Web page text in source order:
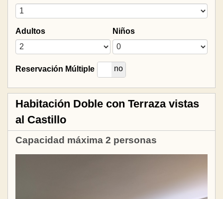
Adultos Niños
Reservación Múltiple
si no
Habitación Doble con Terraza vistas
al Castillo
Capacidad máxima 2 personas